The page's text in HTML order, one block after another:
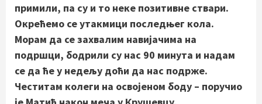
примили, па су и то неке позитивне ствари.
Окрећемо се утакмици последњег кола.
Морам да се захвалим навијачима на
подршци, бодрили су нас 90 минута и надам
се да ће у недељу доћи да нас подрже.
Честитам колеги на освојеном боду – поручио